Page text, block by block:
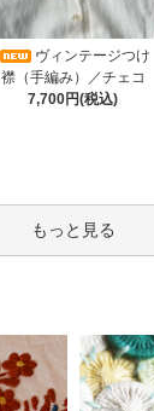
ヴィンテージつけ
襟（手編み）／チェコ
7,700円(税込)
もっと見る